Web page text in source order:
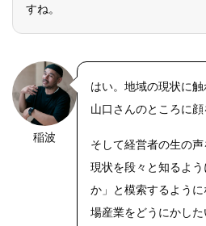
すね。
https://riseph
稲波
はい。地域の現状に
山口さんのところに顔
そして経営者の生の
現状を段々と知るよ
か」と模索するよう
場産業をどうにかし